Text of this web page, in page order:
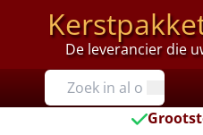
De leverancier die
Prijzen
Tot €25